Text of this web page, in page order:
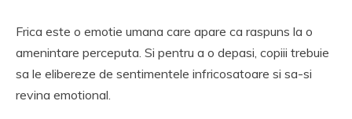
Frica este o emotie umana care apare ca raspuns la o
amenintare perceputa. Si pentru a o depasi, copiii trebuie
sa le elibereze de sentimentele infricosatoare si sa-si
revina emotional.